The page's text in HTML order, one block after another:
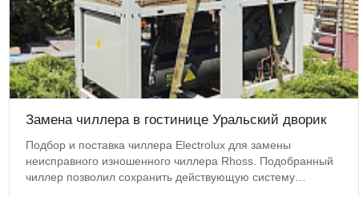
Замена чиллера в гостинице Уральский дворик
Подбор и поставка чиллера Electrolux для замены
неисправного изношенного чиллера Rhoss. Подобранный
чиллер позволил сохранить действующую систему